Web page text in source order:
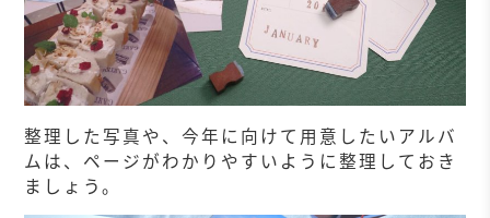
整理した写真や、今年に向けて用意したいアルバ
ムは、ページがわかりやすいように整理しておき
ましょう。